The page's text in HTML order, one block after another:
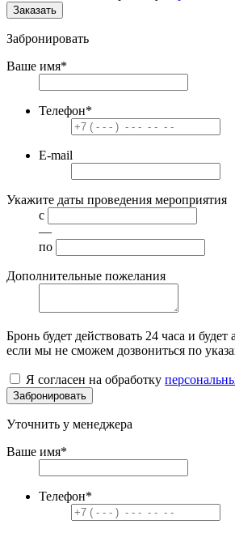
Заказать
Забронировать
Ваше имя*
Телефон*
E-mail
Укажите даты проведения мероприятия
с
—
по
Дополнительные пожелания
Бронь будет действовать 24 часа и будет
если мы не сможем дозвониться по
Я согласен на обработку
Забронировать
Уточнить у менеджера
Ваше имя*
Телефон*